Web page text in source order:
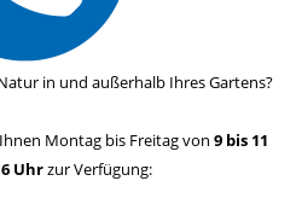
in und außerhalb Ihres Gartens?
Montag bis Freitag von 9 bis 11
Uhrzur Verfügung: